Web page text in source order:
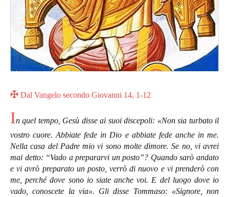
✠ Dal Vangelo secondo Giovanni 14, 1-12
In quel tempo, Gesù disse ai suoi discepoli: «Non sia turbato il
vostro cuore. Abbiate fede in Dio e abbiate fede anche in me.
Nella casa del Padre mio vi sono molte dimore. Se no, vi avrei
mai detto: “Vado a prepararvi un posto”? Quando sarò andato
e vi avrò preparato un posto, verrò di nuovo e vi prenderò con
me, perché dove sono io siate anche voi. E del luogo dove io
vado, conoscete la via». Gli disse Tommaso: «Signore, non